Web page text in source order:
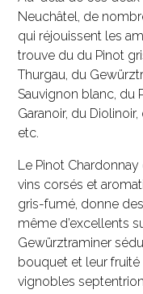
Neuchâtel, de
qui réjouissent les
trouve du du Pinot
Thurgau, du
Sauvignon blanc, du
Garanoir, du
etc.
Le Pinot
vins corsés et
gris-fumé, donne
même d’excellents
Gewürztraminer
bouquet et leur fruité
vignobles